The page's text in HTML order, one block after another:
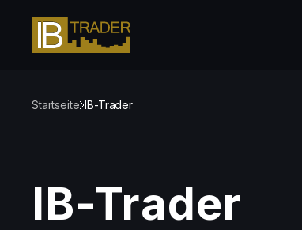
Startseite IB-Trader
IB-Trader